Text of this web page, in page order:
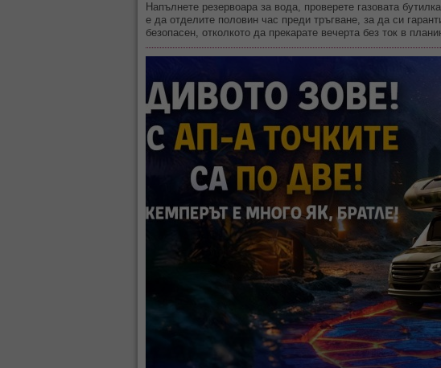
Напълнете резервоара за вода, проверете газовата
е да отделите половин час преди тръгване, за да си
безопасен, отколкото да прекарате вечерта без ток в